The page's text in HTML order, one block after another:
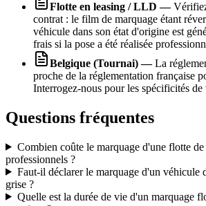
Flotte en leasing / LLD —
contrat : le film de marquage étant
véhicule dans son état d'origine est
frais si la pose a été réalisée
Belgique (Tournai)— La
proche de la réglementation française
Interrogez-nous pour les spécificités
Questions fréquentes
Combien coûte le marquage d'une flotte
professionnels ?
Faut-il déclarer le marquage d'un véhicule
grise ?
Quelle est la durée de vie d'un marquage